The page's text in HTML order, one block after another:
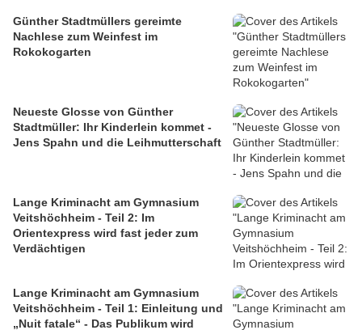
Günther Stadtmüllers gereimte
Nachlese zum Weinfest im
Rokokogarten
Neueste Glosse von Günther
Stadtmüller: Ihr Kinderlein kommet -
Jens Spahn und die Leihmutterschaft
Lange Kriminacht am Gymnasium
Veitshöchheim - Teil 2: Im
Orientexpress wird fast jeder zum
Verdächtigen
Lange Kriminacht am Gymnasium
Veitshöchheim - Teil 1: Einleitung und
„Nuit fatale“ - Das Publikum wird